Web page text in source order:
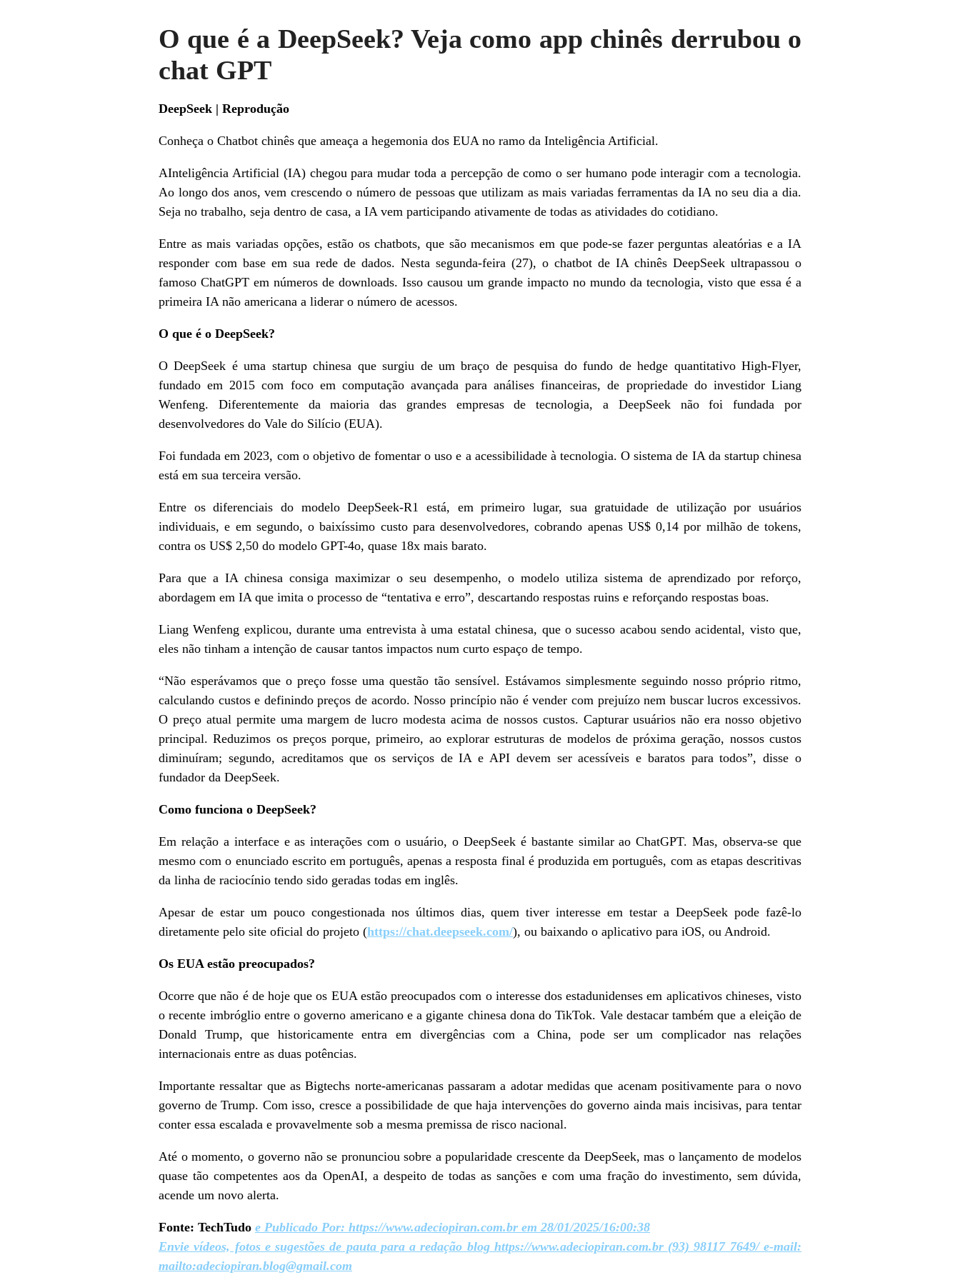
O que é a DeepSeek? Veja como app chinês derrubou o
chat GPT
DeepSeek | Reprodução
Conheça o Chatbot chinês que ameaça a hegemonia dos EUA no ramo da Inteligência Artificial.
AInteligência Artificial (IA) chegou para mudar toda a percepção de como o ser humano pode interagir com a tecnologia.
Ao longo dos anos, vem crescendo o número de pessoas que utilizam as mais variadas ferramentas da IA no seu dia a dia.
Seja no trabalho, seja dentro de casa, a IA vem participando ativamente de todas as atividades do cotidiano.
Entre as mais variadas opções, estão os chatbots, que são mecanismos em que pode-se fazer perguntas aleatórias e a IA
responder com base em sua rede de dados. Nesta segunda-feira (27), o chatbot de IA chinês DeepSeek ultrapassou o
famoso ChatGPT em números de downloads. Isso causou um grande impacto no mundo da tecnologia, visto que essa é a
primeira IA não americana a liderar o número de acessos.
O que é o DeepSeek?
O DeepSeek é uma startup chinesa que surgiu de um braço de pesquisa do fundo de hedge quantitativo High-Flyer,
fundado em 2015 com foco em computação avançada para análises financeiras, de propriedade do investidor Liang
Wenfeng. Diferentemente da maioria das grandes empresas de tecnologia, a DeepSeek não foi fundada por
desenvolvedores do Vale do Silício (EUA).
Foi fundada em 2023, com o objetivo de fomentar o uso e a acessibilidade à tecnologia. O sistema de IA da startup chinesa
está em sua terceira versão.
Entre os diferenciais do modelo DeepSeek-R1 está, em primeiro lugar, sua gratuidade de utilização por usuários
individuais, e em segundo, o baixíssimo custo para desenvolvedores, cobrando apenas US$ 0,14 por milhão de tokens,
contra os US$ 2,50 do modelo GPT-4o, quase 18x mais barato.
Para que a IA chinesa consiga maximizar o seu desempenho, o modelo utiliza sistema de aprendizado por reforço,
abordagem em IA que imita o processo de “tentativa e erro”, descartando respostas ruins e reforçando respostas boas.
Liang Wenfeng explicou, durante uma entrevista à uma estatal chinesa, que o sucesso acabou sendo acidental, visto que,
eles não tinham a intenção de causar tantos impactos num curto espaço de tempo.
“Não esperávamos que o preço fosse uma questão tão sensível. Estávamos simplesmente seguindo nosso próprio ritmo,
calculando custos e definindo preços de acordo. Nosso princípio não é vender com prejuízo nem buscar lucros excessivos.
O preço atual permite uma margem de lucro modesta acima de nossos custos. Capturar usuários não era nosso objetivo
principal. Reduzimos os preços porque, primeiro, ao explorar estruturas de modelos de próxima geração, nossos custos
diminuíram; segundo, acreditamos que os serviços de IA e API devem ser acessíveis e baratos para todos”, disse o
fundador da DeepSeek.
Como funciona o DeepSeek?
Em relação a interface e as interações com o usuário, o DeepSeek é bastante similar ao ChatGPT. Mas, observa-se que
mesmo com o enunciado escrito em português, apenas a resposta final é produzida em português, com as etapas descritivas
da linha de raciocínio tendo sido geradas todas em inglês.
Apesar de estar um pouco congestionada nos últimos dias, quem tiver interesse em testar a DeepSeek pode fazê-lo
diretamente pelo site oficial do projeto (https://chat.deepseek.com/), ou baixando o aplicativo para iOS, ou Android.
Os EUA estão preocupados?
Ocorre que não é de hoje que os EUA estão preocupados com o interesse dos estadunidenses em aplicativos chineses, visto
o recente imbróglio entre o governo americano e a gigante chinesa dona do TikTok. Vale destacar também que a eleição de
Donald Trump, que historicamente entra em divergências com a China, pode ser um complicador nas relações
internacionais entre as duas potências.
Importante ressaltar que as Bigtechs norte-americanas passaram a adotar medidas que acenam positivamente para o novo
governo de Trump. Com isso, cresce a possibilidade de que haja intervenções do governo ainda mais incisivas, para tentar
conter essa escalada e provavelmente sob a mesma premissa de risco nacional.
Até o momento, o governo não se pronunciou sobre a popularidade crescente da DeepSeek, mas o lançamento de modelos
quase tão competentes aos da OpenAI, a despeito de todas as sanções e com uma fração do investimento, sem dúvida,
acende um novo alerta.
Fonte: TechTudo e Publicado Por: https://www.adeciopiran.com.br em 28/01/2025/16:00:38
Envie vídeos, fotos e sugestões de pauta para a redação blog https://www.adeciopiran.com.br (93) 98117 7649/ e-mail:
mailto:adeciopiran.blog@gmail.com